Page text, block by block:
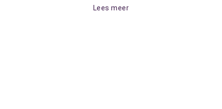
Lees meer